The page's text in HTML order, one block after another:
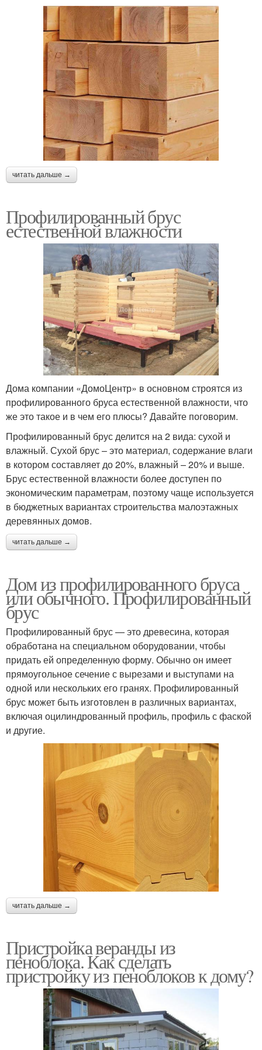
читать дальше →
Профилированный брус
естественной влажности
Дома компании «ДомоЦентр» в основном строятся из
профилированного бруса естественной влажности, что
же это такое и в чем его плюсы? Давайте поговорим.
Профилированный брус делится на 2 вида: сухой и
влажный. Сухой брус – это материал, содержание влаги
в котором составляет до 20%, влажный – 20% и выше.
Брус естественной влажности более доступен по
экономическим параметрам, поэтому чаще используется
в бюджетных вариантах строительства малоэтажных
деревянных домов.
читать дальше →
Дом из профилированного бруса
или обычного. Профилированный
брус
Профилированный брус — это древесина, которая
обработана на специальном оборудовании, чтобы
придать ей определенную форму. Обычно он имеет
прямоугольное сечение с вырезами и выступами на
одной или нескольких его гранях. Профилированный
брус может быть изготовлен в различных вариантах,
включая оцилиндрованный профиль, профиль с фаской
и другие.
читать дальше →
Пристройка веранды из
пеноблока. Как сделать
пристройку из пеноблоков к дому?